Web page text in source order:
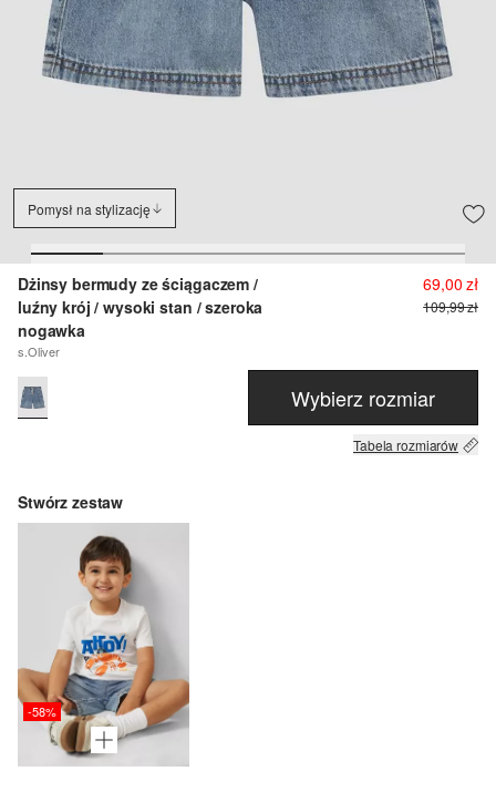
Pomysł na stylizację
Dżinsy bermudy ze ściągaczem /
luźny krój / wysoki stan / szeroka
nogawka
s.Oliver
69,00 zł
109,99 zł
Wybierz rozmiar
Tabela rozmiarów
Stwórz zestaw
-58%